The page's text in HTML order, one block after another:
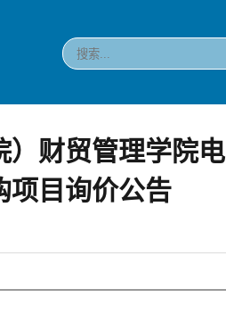
）财贸管理学院电
项目询价公告